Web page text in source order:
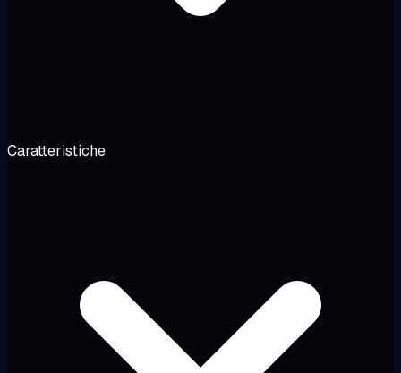
Caratteristiche